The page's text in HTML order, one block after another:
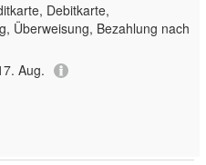
Debitkarte,
Überweisung, Bezahlung nach
Aug.